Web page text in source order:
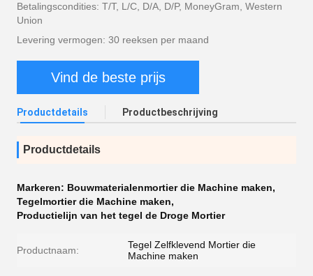
Betalingscondities: T/T, L/C, D/A, D/P, MoneyGram, Western
Union
Levering vermogen: 30 reeksen per maand
Vind de beste prijs
Productdetails Productbeschrijving
Productdetails
Markeren: Bouwmaterialenmortier die Machine maken,
Tegelmortier die Machine maken,
Productielijn van het tegel de Droge Mortier
Productnaam:
Tegel Zelfklevend Mortier die
Machine maken